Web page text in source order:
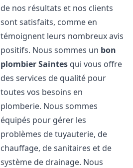
de nos résultats et nos clients
sont satisfaits, comme en
témoignent leurs nombreux avis
positifs. Nous sommes un bon
plombierSaintes qui vous offre
des services de qualité pour
toutes vos besoins en
plomberie. Nous sommes
équipés pour gérer les
problèmes de tuyauterie, de
chauffage, de sanitaires et de
système de drainage. Nous